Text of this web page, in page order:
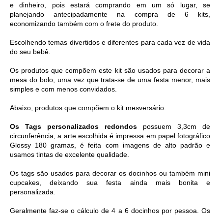
e dinheiro, pois estará comprando em um só lugar, se
planejando antecipadamente na compra de 6 kits,
economizando também com o frete do produto.
Escolhendo temas divertidos e diferentes para cada vez de vida
do seu bebê.
Os produtos que compõem este kit são usados para decorar a
mesa do bolo, uma vez que trata-se de uma festa menor, mais
simples e com menos convidados.
Abaixo, produtos que compõem o kit mesversário:
Os Tags personalizados redondos possuem 3,3cm de
circunferência, a arte escolhida é impressa em papel fotográfico
Glossy 180 gramas, é feita com imagens de alto padrão e
usamos tintas de excelente qualidade.
Os tags são usados para decorar os docinhos ou também mini
cupcakes, deixando sua festa ainda mais bonita e
personalizada.
Geralmente faz-se o cálculo de 4 a 6 docinhos por pessoa. Os